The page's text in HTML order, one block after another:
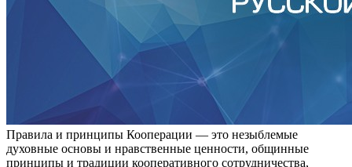
Правила и принципы Кооперации — это незыблемые
духовные основы и нравственные ценности, общинные
принципы и традиции кооперативного сотрудничества,